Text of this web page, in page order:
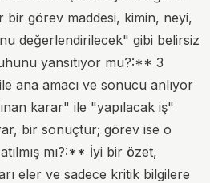
görev maddesi, kimin, neyi,
değerlendirilecek" gibi belirsiz
yansıtıyor mu?:** 3
ana amacı ve sonucu anlıyor
karar" ile "yapılacak iş"
bir sonuçtur; görev ise o
mı?:** İyi bir özet,
eler ve sadece kritik bilgilere